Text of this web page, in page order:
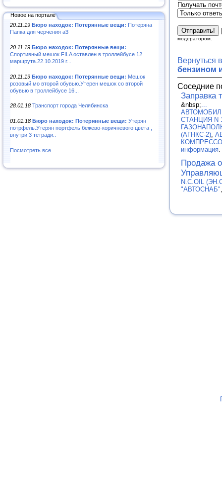
Новое на портале
20.11.19 Бюро находок: Потерянные вещи: Потеряна
Папка для черчения а3
20.11.19 Бюро находок: Потерянные вещи:
Спортивный мешок FILA оставлен в троллейбусе 12
маршрута.22.10.2019 г...
20.11.19 Бюро находок: Потерянные вещи: Мешок
розовый мо второй обувью.Утерен мешок со второй
обувью в троллейбусе 16...
28.01.18 Транспорт города Челябинска
01.01.18 Бюро находок: Потерянные вещи: Утерян
потрфель.Утерян портфель бежево-коричневого цвета ,
внутри 3 тетради..
Посмотреть все
Получать
модератором.
Вернуться
бензином
Соседние
Заправка
&nbsp;
СТАНЦИЯ N
(АГНКС-2)
информация
Продажа
N.C.OIL
"АВТОСНАБ"